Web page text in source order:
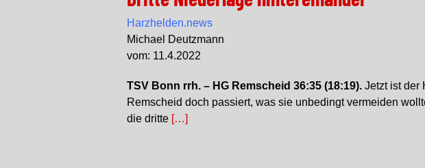
Harzhelden.news
Michael Deutzmann
vom: 11.4.2022
TSV Bonn rrh. – HG Remscheid 36:35 (18:19). Jetzt ist der
Remscheid doch passiert, was sie unbedingt vermeiden
die dritte […]